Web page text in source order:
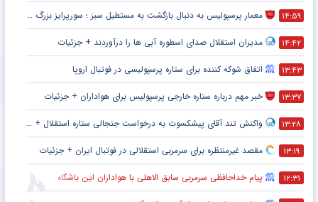
۱۴:۵۹ معمار پرسپولیس به دنبال بازگشت به مستطیل سبز ؛ سورپرایز بزرگ در راه است ؟ + جزئیات
۱۴:۴۲ مدیران استقلال صدای اسطوره آبی ها را درآوردند + جزئیات
۱۳:۴۳ اتفاق شوکه کننده برای ستاره پرسپولیسی در فوتبال اروپا
۱۳:۳۷ خبر مهم درباره ستاره خارجی پرسپولیس برای هواداران + جزئیات
۱۳:۲۸ واکنش تند آقای پیشکسوت به درخواست جنجالی ستاره استقلال + جزئیات
۱۳:۱۹ مقصد غیرمنتظره برای سرمربی استقلالی در فوتبال ایران + جزئیات
۱۲:۳۱ پیام خداحافظی سرمربی سابق الاهلی با هواداران این باشگاه